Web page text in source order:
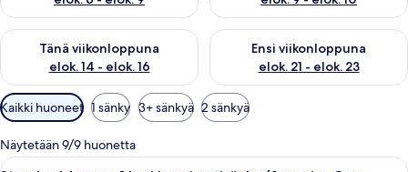
Tänä viikonloppuna
elok. 14 - elok. 16
Tarkista tämän viikonlopun saatavuus elok. 14 - elok. 16
Ensi viikonloppuna
elok. 21 - elok. 23
Tarkista ensi viikonlopun
Huoneille
saatavilla
olevia
suodattimia
Kaikki huoneet 1 sänky 3+ sänkyä 2 sänkyä
Näytetään 9/9 huonetta
Avaa
Moderni hotellihuone, jossa on